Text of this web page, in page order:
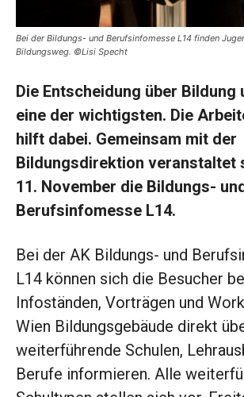
Bei der Bildungs- und Berufsinfomesse L14 finden
Bildungsweg. ©Lisi Specht
Die Entscheidung über Bildung
eine der wichtigsten. Die
hilft dabei. Gemeinsam mit der
Bildungsdirektion veranstaltet
11. November die Bildungs-
Berufsinfomesse L14.
Bei der AK Bildungs- und
L14 können sich die Besucher
Infoständen, Vorträgen und
Wien Bildungsgebäude direkt
weiterführende Schulen,
Berufe informieren. Alle